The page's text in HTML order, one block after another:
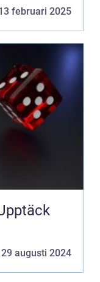
februari 2025
29 augusti 2024